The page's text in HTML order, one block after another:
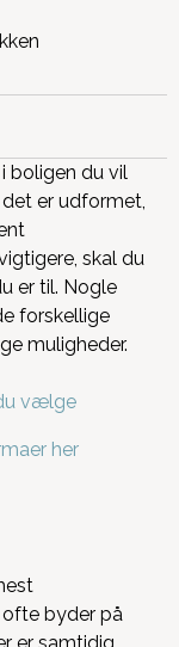
boligen du vil
er udformet,
skal du
er til. Nogle
forskellige
muligheder.
vælge
her
ofte byder på